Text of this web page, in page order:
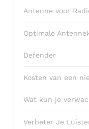
Antenne voor
Optimale
Defender
Kosten van een
Wat kun je
Verbeter Je